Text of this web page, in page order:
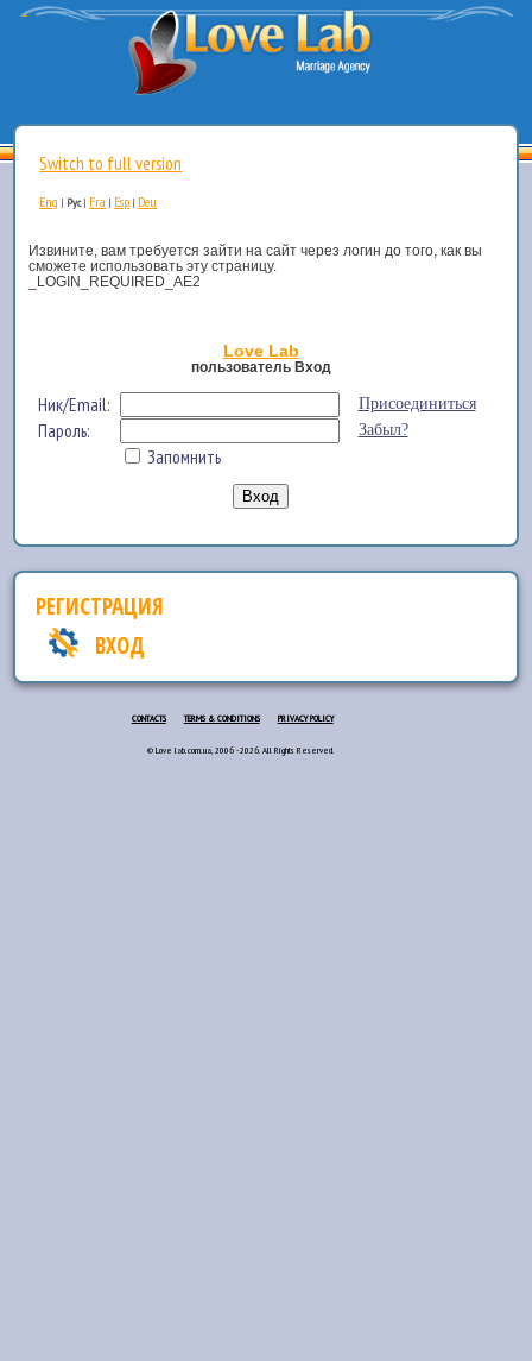
Switch to full version
Eng | Рус| Fra | Esp | Deu
Извините, вам требуется зайти на сайт через логин до того, как вы
сможете использовать эту страницу.
_LOGIN_REQUIRED_AE2
Love Lab
пользователь Вход
Ник/Email: Присоединиться
Пароль: Забыл?
Запомнить
РЕГИСТРАЦИЯ
ВХОД
CONTACTS TERMS & CONDITIONS PRIVACY POLICY
© Love lab.com.ua, 2006 - 2026. All Rights Reserved.